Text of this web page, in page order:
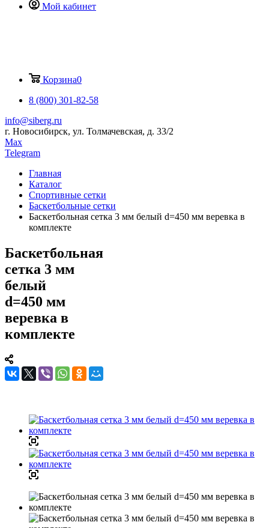
Мой кабинет
Корзина0
8 (800) 301-82-58
info@siberg.ru
г. Новосибирск, ул. Толмачевская, д. 33/2
Max
Telegram
Главная
Каталог
Спортивные сетки
Баскетбольные сетки
Баскетбольная сетка 3 мм белый d=450 мм веревка в
комплекте
Баскетбольная
сетка 3 мм
белый
d=450 мм
веревка в
комплекте